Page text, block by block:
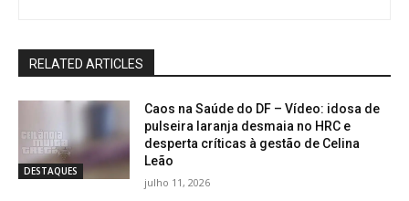
RELATED ARTICLES
DESTAQUES
Caos na Saúde do DF – Vídeo: idosa de
pulseira laranja desmaia no HRC e
desperta críticas à gestão de Celina
Leão
julho 11, 2026